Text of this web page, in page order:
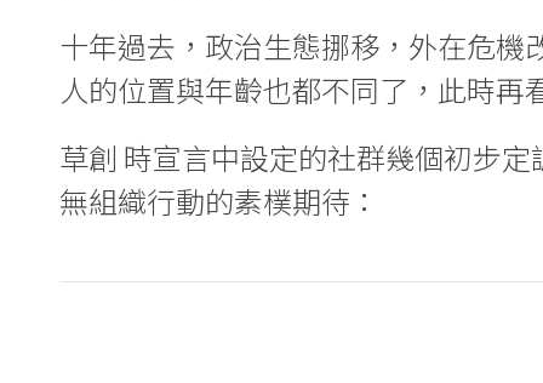
十年過去，政治生態挪移，外在危
人的位置與年齡也都不同了，此時
草創 時宣言中設定的社群幾個初步
無組織行動的素樸期待：